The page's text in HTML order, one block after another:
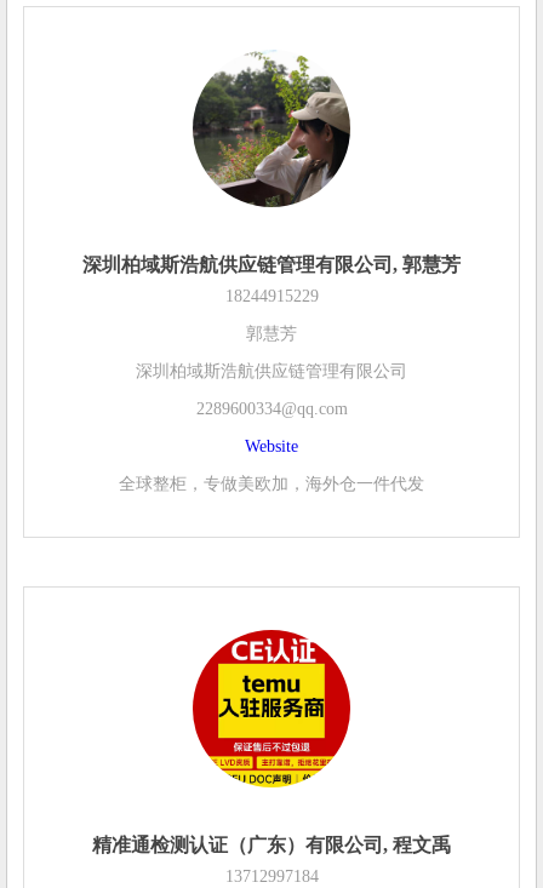
深圳柏域斯浩航供应链管理有限公司, 郭慧芳
18244915229
郭慧芳
深圳柏域斯浩航供应链管理有限公司
2289600334@qq.com
Website
全球整柜，专做美欧加，海外仓一件代发
精准通检测认证（广东）有限公司, 程文禹
13712997184